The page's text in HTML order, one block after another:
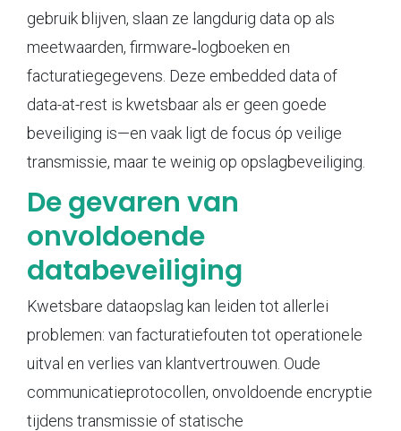
gebruik blijven, slaan ze langdurig data op als
meetwaarden, firmware‑logboeken en
facturatiegegevens. Deze embedded data of
data-at-rest is kwetsbaar als er geen goede
beveiliging is—en vaak ligt de focus óp veilige
transmissie, maar te weinig op opslagbeveiliging.
De gevaren van
onvoldoende
databeveiliging
Kwetsbare dataopslag kan leiden tot allerlei
problemen: van facturatiefouten tot operationele
uitval en verlies van klantvertrouwen. Oude
communicatieprotocollen, onvoldoende encryptie
tijdens transmissie of statische